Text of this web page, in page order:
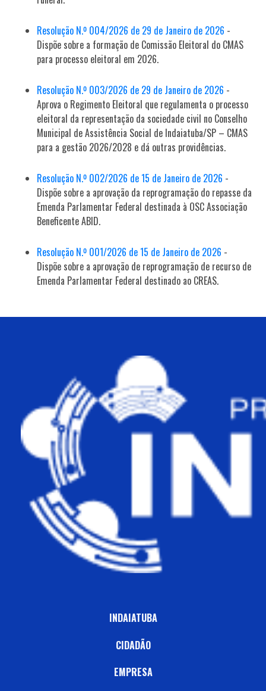
Resolução N.º 004/2026 de 29 de Janeiro de 2026 -
Dispõe sobre a formação de Comissão Eleitoral do CMAS
para processo eleitoral em 2026.
Resolução N.º 003/2026 de 29 de Janeiro de 2026 -
Aprova o Regimento Eleitoral que regulamenta o processo
eleitoral da representação da sociedade civil no Conselho
Municipal de Assistência Social de Indaiatuba/SP – CMAS
para a gestão 2026/2028 e dá outras providências.
Resolução N.º 002/2026 de 15 de Janeiro de 2026 -
Dispõe sobre a aprovação da reprogramação do repasse da
Emenda Parlamentar Federal destinada à OSC Associação
Beneficente ABID.
Resolução N.º 001/2026 de 15 de Janeiro de 2026 -
Dispõe sobre a aprovação de reprogramação de recurso de
Emenda Parlamentar Federal destinado ao CREAS.
INDAIATUBA
CIDADÃO
EMPRESA